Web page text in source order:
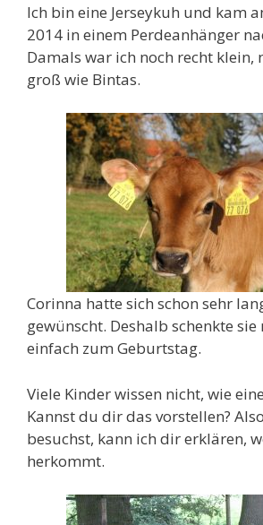
Ich bin eine Jerseykuh und kam
2014 in einem Perdeanhänger
Damals war ich noch recht klein,
groß wie Bintas.
Corinna hatte sich schon sehr
gewünscht. Deshalb schenkte sie
einfach zum Geburtstag.
Viele Kinder wissen nicht, wie
Kannst du dir das vorstellen?
besuchst, kann ich dir erklären,
herkommt.